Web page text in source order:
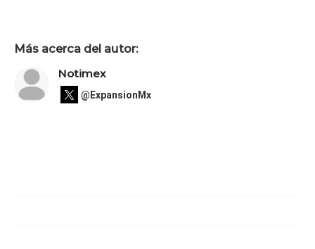
Más acerca del autor:
Notimex
@ExpansionMx